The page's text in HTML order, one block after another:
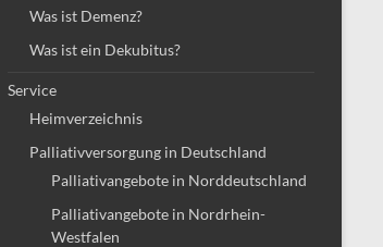
Was ist Demenz?
Was ist ein Dekubitus?
Service
Heimverzeichnis
Palliativversorgung in Deutschland
Palliativangebote in Norddeutschland
Palliativangebote in Nordrhein-
Westfalen